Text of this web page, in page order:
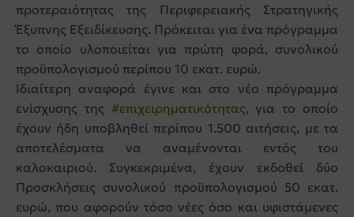
προτεραιότητας της Περιφερειακής Στρατηγικής
Έξυπνης Εξειδίκευσης. Πρόκειται για ένα πρόγραμμα
το οποίο υλοποιείται για πρώτη φορά, συνολικού
προϋπολογισμού περίπου 10 εκατ. ευρώ.
Ιδιαίτερη αναφορά έγινε και στο νέο πρόγραμμα
ενίσχυσης της #επιχειρηματικότητας, για το οποίο
έχουν ήδη υποβληθεί περίπου 1.500 αιτήσεις, με τα
αποτελέσματα να αναμένονται εντός του
καλοκαιριού. Συγκεκριμένα, έχουν εκδοθεί δύο
Προσκλήσεις συνολικού προϋπολογισμού 50 εκατ.
ευρώ, που αφορούν τόσο νέες όσο και υφιστάμενες